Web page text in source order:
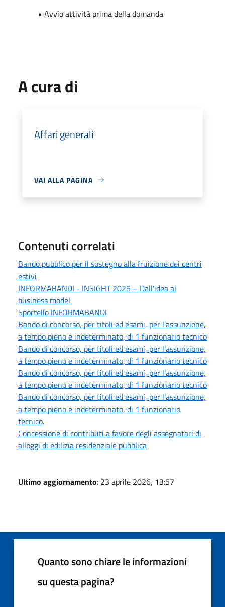
• Avvio attività prima della domanda
A cura di
Affari generali
VAI ALLA PAGINA
Contenuti correlati
Bando pubblico per il sostegno alla fruizione dei centri
estivi
INFORMABANDI - INSIGHT 2025 – Dall’idea al
business model
Sportello INFORMABANDI
Bando di concorso, per titoli ed esami, per l’assunzione,
a tempo pieno e indeterminato, di 1 funzionario tecnico
Bando di concorso, per titoli ed esami, per l’assunzione,
a tempo pieno e indeterminato, di 1 funzionario tecnico
Bando di concorso, per titoli ed esami, per l’assunzione,
a tempo pieno e indeterminato, di 1 funzionario tecnico
Bando di concorso, per titoli ed esami, per l’assunzione,
a tempo pieno e indeterminato, di 1 funzionario
tecnico.
Concessione di contributi a favore degli assegnatari di
alloggi di edilizia residenziale pubblica
Ultimo aggiornamento: 23 aprile 2026, 13:57
Quanto sono chiare le informazioni
su questa pagina?